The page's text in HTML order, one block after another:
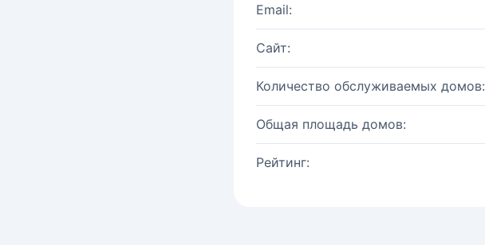
Email:
Сайт:
Количество обслуживаемых домов:
Общая площадь домов:
Рейтинг: